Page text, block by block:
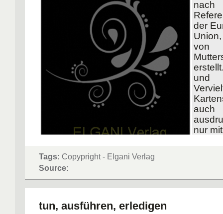
nach
der
von
und
auch
nur
Tags: Copypright - Elgani Verlag
Source:
tun, ausführen, erledigen